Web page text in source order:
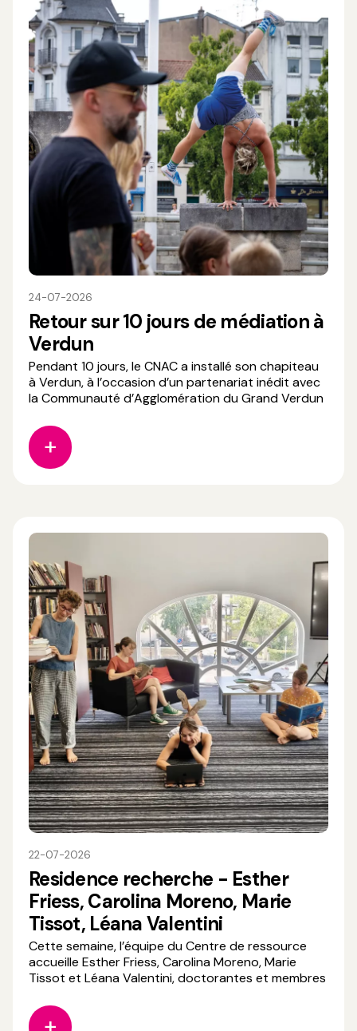
24-07-2026
Retour sur 10 jours de médiation à
Verdun
Pendant 10 jours, le CNAC a installé son chapiteau
à Verdun, à l’occasion d’un partenariat inédit avec
la Communauté d’Agglomération du Grand Verdun
d'intérêt national, mention art et création pour le
cirque. Pour accompagner les deux
représentations du
22-07-2026
Residence recherche - Esther
Friess, Carolina Moreno, Marie
Tissot, Léana Valentini
Cette semaine, l’équipe du Centre de ressource
accueille Esther Friess, Carolina Moreno, Marie
Tissot et Léana Valentini, doctorantes et membres
projet « Soutien à la recherche en cirque 2026 » du
CNAC, elles se retrouvent pour une résidence d